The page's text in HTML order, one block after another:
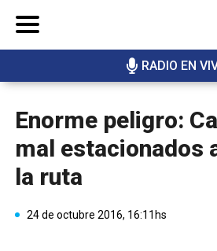
RADIO EN
Enorme peligro:
mal estacionados
la ruta
24 de octubre 2016, 16:11hs